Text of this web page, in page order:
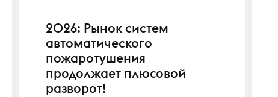
2026: Рынок систем
автоматического
пожаротушения
продолжает плюсовой
разворот!